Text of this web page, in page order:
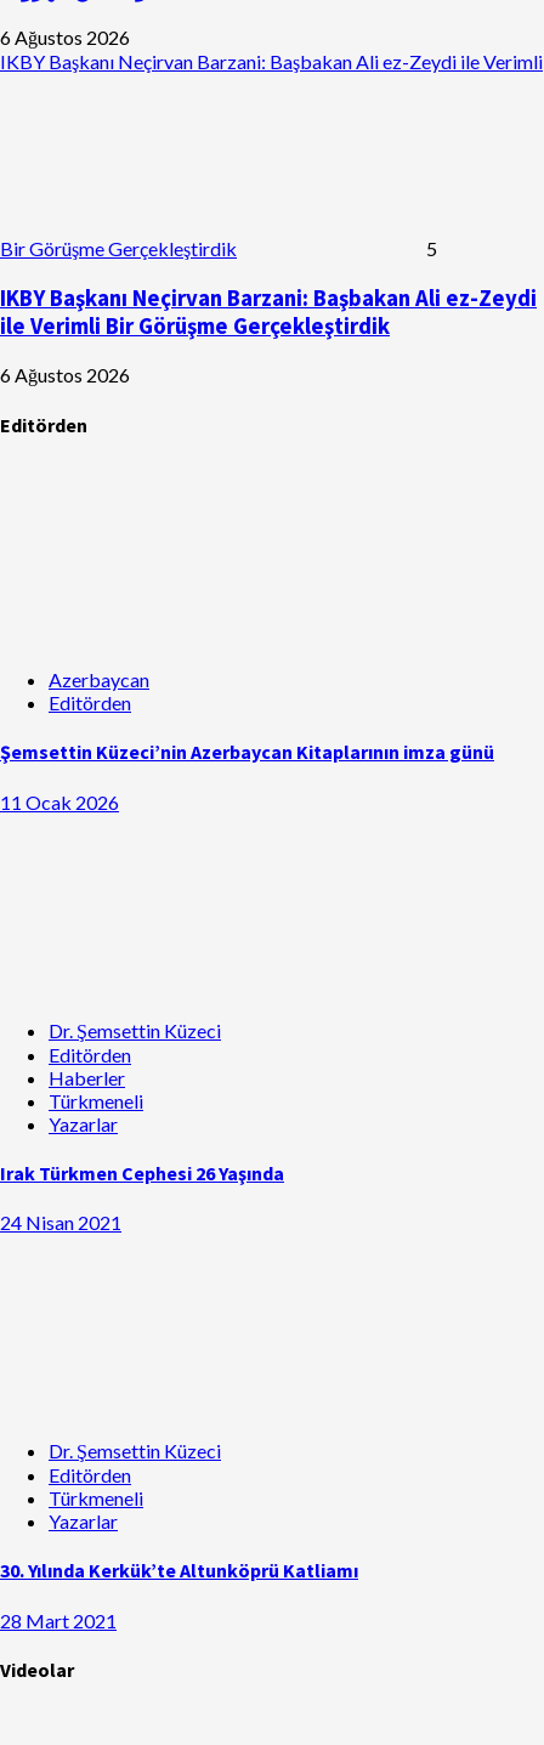
6 Ağustos 2026
IKBY Başkanı Neçirvan Barzani: Başbakan Ali ez-Zeydi ile Verimli
Bir Görüşme Gerçekleştirdik 5
IKBY Başkanı Neçirvan Barzani: Başbakan Ali ez-Zeydi
ile Verimli Bir Görüşme Gerçekleştirdik
6 Ağustos 2026
Editörden
Azerbaycan
Editörden
Şemsettin Küzeci’nin Azerbaycan Kitaplarının imza günü
11 Ocak 2026
Dr. Şemsettin Küzeci
Editörden
Haberler
Türkmeneli
Yazarlar
Irak Türkmen Cephesi 26 Yaşında
24 Nisan 2021
Dr. Şemsettin Küzeci
Editörden
Türkmeneli
Yazarlar
30. Yılında Kerkük’te Altunköprü Katliamı
28 Mart 2021
Videolar